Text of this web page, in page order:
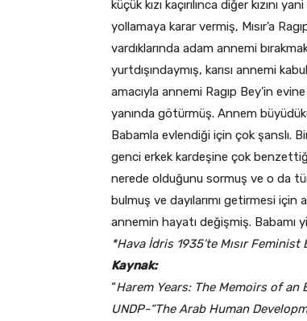
küçük kızı kaçırılınca diğer kızını
yollamaya karar vermiş, Mısır’a
vardıklarında adam annemi
yurtdışındaymış, karısı annemi
amacıyla annemi Ragıp Bey’in
yanında götürmüş. Annem
Babamla evlendiği için çok şanslı.
genci erkek kardeşine çok
nerede olduğunu sormuş ve o da
bulmuş ve dayılarımı getirmesi için
annemin hayatı değişmiş. Babamı
*Hava İdris 1935’te Mısır
Kaynak:
“Harem Years: The Memoirs of an
UNDP-“The Arab Human